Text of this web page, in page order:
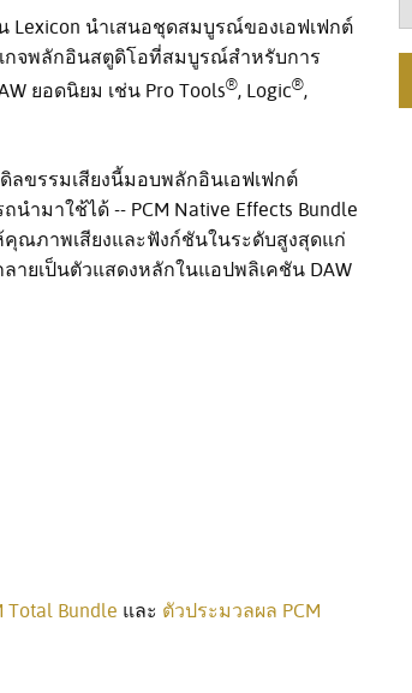
Lexicon นำเสนอชุดสมบูรณ์ของเอฟเฟกต์
กจพลักอินสตูดิโอที่สมบูรณ์สำหรับการ
ยอดนิยม เช่น Pro Tools®, Logic®,
ขรรมเสียงนี้มอบพลักอินเอฟเฟกต์
มาใช้ได้ -- PCM Native Effects Bundle
คุณภาพเสียงและฟังก์ชันในระดับสูงสุดแก่
ายเป็นตัวแสดงหลักในแอปพลิเคชัน DAW
Total Bundle และ ตัวประมวลผล PCM